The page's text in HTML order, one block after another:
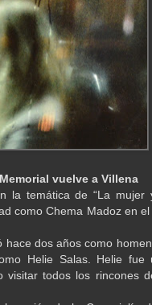
vuelve a Villena
la temática de “La mujer
como Chema Madoz en
hace dos años como
Helie Salas. Helie fue
todos los rincones